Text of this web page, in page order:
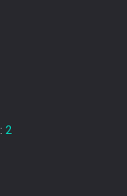
: 2